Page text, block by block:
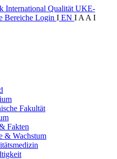
International Qualität UKE-
Bereiche Login I EN I A A I
Fakultät
Fakten
& Wachstum